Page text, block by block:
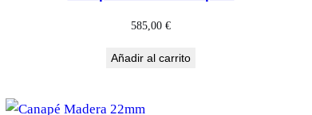
585,00 €
Añadir al carrito